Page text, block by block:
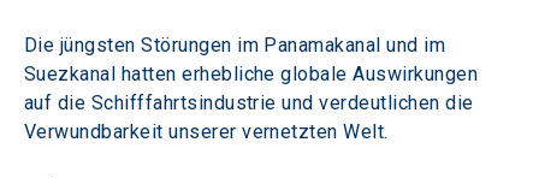
Die jüngsten Störungen im Panamakanal und im
Suezkanal hatten erhebliche globale Auswirkungen
auf die Schifffahrtsindustrie und verdeutlichen die
Verwundbarkeit unserer vernetzten Welt.